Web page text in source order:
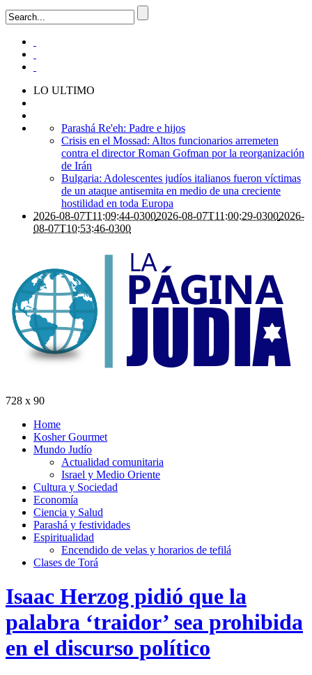
LO ULTIMO
Parashá Re'eh: Padre e hijos
Crisis en el Mossad: Altos funcionarios arremeten
contra el director Roman Gofman por la reorganización
de Irán
Bulgaria: Adolescentes judíos italianos fueron víctimas
de un ataque antisemita en medio de una creciente
hostilidad en toda Europa
2026-08-07T11:09:44-03002026-08-07T11:00:29-03002026-
08-07T10:53:46-0300
728 x 90
Home
Kosher Gourmet
Mundo Judío
Actualidad comunitaria
Israel y Medio Oriente
Cultura y Sociedad
Economía
Ciencia y Salud
Parashá y festividades
Espiritualidad
Encendido de velas y horarios de tefilá
Clases de Torá
Isaac Herzog pidió que la
palabra ‘traidor’ sea prohibida
en el discurso político